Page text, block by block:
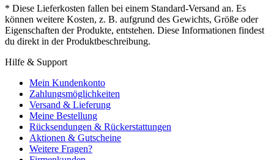
* Diese Lieferkosten fallen bei einem Standard-Versand an. Es
können weitere Kosten, z. B. aufgrund des Gewichts, Größe oder
Eigenschaften der Produkte, entstehen. Diese Informationen findest
du direkt in der Produktbeschreibung.
Hilfe & Support
Mein Kundenkonto
Zahlungsmöglichkeiten
Versand & Lieferung
Meine Bestellung
Rücksendungen & Rückerstattungen
Aktionen & Gutscheine
Weitere Fragen?